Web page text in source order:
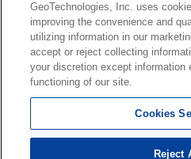
法人向け地図・位置情報サービス
図API Windows PC向け地図開発
サービス
MAP WORLD+ トリマ
カーナビ地図更新サービス
MapFan スマートメンバーズ
KENWOOD MapFan Club
GeoTechnologies, Inc. uses
improving the convenience and
utilizing information in our
accept or reject collecting
your discretion except information
functioning of our site.
Cookies
Reject